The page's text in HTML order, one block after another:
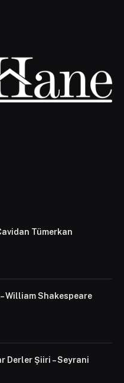
Tümerkan
William Shakespeare
Derler Şiiri – Seyrani